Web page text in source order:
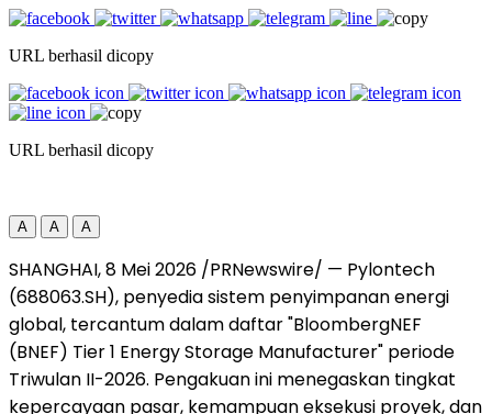
URL berhasil dicopy
URL berhasil dicopy
A A A
SHANGHAI,8 Mei 2026 /PRNewswire/ — Pylontech
(688063.SH), penyedia sistem penyimpanan energi
global, tercantum dalam daftar "BloombergNEF
(BNEF) Tier 1 Energy Storage Manufacturer" periode
Triwulan II-2026. Pengakuan ini menegaskan tingkat
kepercayaan pasar, kemampuan eksekusi proyek, dan